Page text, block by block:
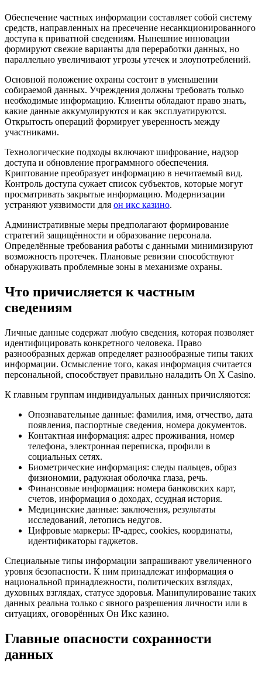
Обеспечение частных информации составляет собой систему
средств, направленных на пресечение несанкционированного
доступа к приватной сведениям. Нынешние инновации
формируют свежие варианты для переработки данных, но
параллельно увеличивают угрозы утечек и злоупотреблений.
Основной положение охраны состоит в уменьшении
собираемой данных. Учреждения должны требовать только
необходимые информацию. Клиенты обладают право знать,
какие данные аккумулируются и как эксплуатируются.
Открытость операций формирует уверенность между
участниками.
Технологические подходы включают шифрование, надзор
доступа и обновление программного обеспечения.
Криптование преобразует информацию в нечитаемый вид.
Контроль доступа сужает список субъектов, которые могут
просматривать закрытые информацию. Модернизации
устраняют уязвимости для он икс казино.
Административные меры предполагают формирование
стратегий защищённости и образование персонала.
Определённые требования работы с данными минимизируют
возможность протечек. Плановые ревизии способствуют
обнаруживать проблемные зоны в механизме охраны.
Что причисляется к частным
сведениям
Личные данные содержат любую сведения, которая позволяет
идентифицировать конкретного человека. Право
разнообразных держав определяет разнообразные типы таких
информации. Осмысление того, какая информация считается
персональной, способствует правильно наладить On X Casino.
К главным группам индивидуальных данных причисляются:
Опознавательные данные: фамилия, имя, отчество, дата
появления, паспортные сведения, номера документов.
Контактная информация: адрес проживания, номер
телефона, электронная переписка, профили в
социальных сетях.
Биометрические информация: следы пальцев, образ
физиономии, радужная оболочка глаза, речь.
Финансовые информация: номера банковских карт,
счетов, информация о доходах, ссудная история.
Медицинские данные: заключения, результаты
исследований, летопись недугов.
Цифровые маркеры: IP-адрес, cookies, координаты,
идентификаторы гаджетов.
Специальные типы информации запрашивают увеличенного
уровня безопасности. К ним принадлежат информация о
национальной принадлежности, политических взглядах,
духовных взглядах, статусе здоровья. Манипулирование таких
данных реальна только с явного разрешения личности или в
ситуациях, оговорённых Он Икс казино.
Главные опасности сохранности
данных